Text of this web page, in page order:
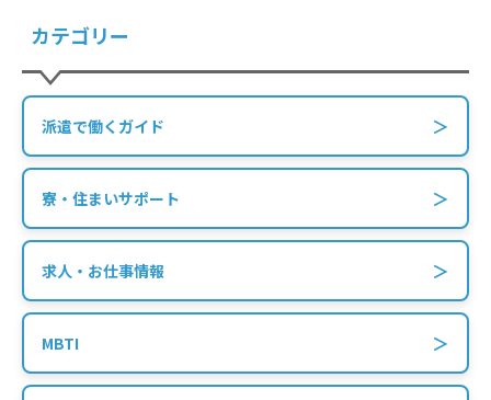
カテゴリー
派遣で働くガイド ＞
寮・住まいサポート ＞
求人・お仕事情報 ＞
MBTI ＞